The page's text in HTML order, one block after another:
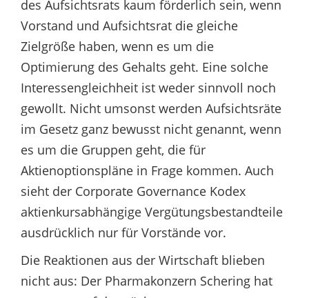
des Aufsichtsrats kaum förderlich sein, wenn
Vorstand und Aufsichtsrat die gleiche
Zielgröße haben, wenn es um die
Optimierung des Gehalts geht. Eine solche
Interessengleichheit ist weder sinnvoll noch
gewollt. Nicht umsonst werden Aufsichtsräte
im Gesetz ganz bewusst nicht genannt, wenn
es um die Gruppen geht, die für
Aktienoptionspläne in Frage kommen. Auch
sieht der Corporate Governance Kodex
aktienkursabhängige Vergütungsbestandteile
ausdrücklich nur für Vorstände vor.
Die Reaktionen aus der Wirtschaft blieben
nicht aus: Der Pharmakonzern Schering hat